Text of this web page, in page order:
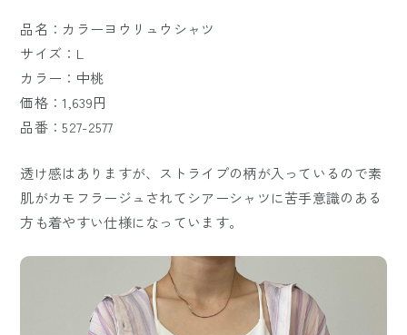
品名：カラーヨウリュウシャツ
サイズ：L
カラー：中桃
価格：1,639円
品番：527-2577
透け感はありますが、ストライプの柄が入っているので素
肌がカモフラージュされてシアーシャツに苦手意識のある
方も着やすい仕様になっています。